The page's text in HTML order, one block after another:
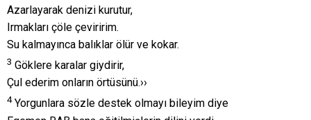
Azarlayarak denizi kurutur,
Irmakları çöle çeviririm.
Su kalmayınca balıklar ölür ve kokar.
3 Göklere karalar giydirir,
Çul ederim onların örtüsünü.››
4Yorgunlara sözle destek olmayı bileyim diye